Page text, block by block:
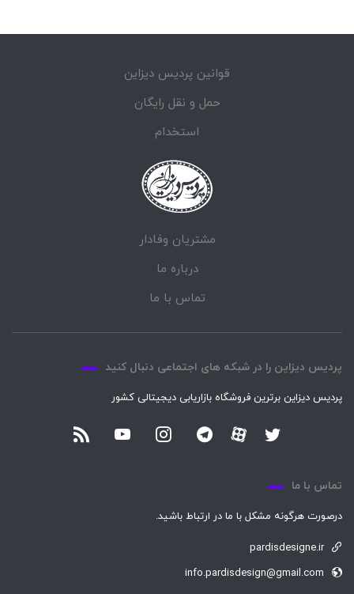
قوانین پردیس دیزاین
حمل و نقل رایگان
استخدام
مشتریان وفادار
درباره ما
تماس با ما
پردیس دیزاین را در شبکه های اجتماعی دنبال کنید
پردیس دیزاین برترین فروشگاه بازاریابی دیجیتالی کشور
تماس با ما
درصورت هرگونه مشکل با ما در ارتباط باشید.
pardisdesigne.ir
info.pardisdesign@gmail.com